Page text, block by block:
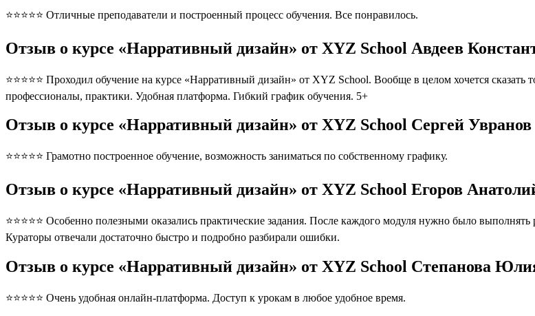
⭐⭐⭐⭐⭐ Отличные преподаватели и построенный процесс обучения. Все понравилось.
Отзыв о курсе «Нарративный дизайн» от XYZ School Авдеев
⭐⭐⭐⭐⭐ Проходил обучение на курсе «Нарративный дизайн» от XYZ School. Вообще в целом хочется
профессионалы, практики. Удобная платформа. Гибкий график обучения. 5+
Отзыв о курсе «Нарративный дизайн» от XYZ School Сергей Увранов
⭐⭐⭐⭐⭐ Грамотно построенное обучение, возможность заниматься по собственному графику.
Отзыв о курсе «Нарративный дизайн» от XYZ School Егоров
⭐⭐⭐⭐⭐ Особенно полезными оказались практические задания. После каждого модуля нужно было выполнять
Кураторы отвечали достаточно быстро и подробно разбирали ошибки.
Отзыв о курсе «Нарративный дизайн» от XYZ School Степанова
⭐⭐⭐⭐⭐ Очень удобная онлайн-платформа. Доступ к урокам в любое удобное время.